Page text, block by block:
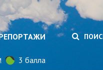
3 балла